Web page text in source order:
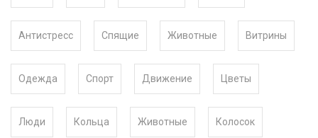
Антистресс Спящие Животные Витрины
Одежда Спорт Движение Цветы
Люди Кольца Животные Колосок